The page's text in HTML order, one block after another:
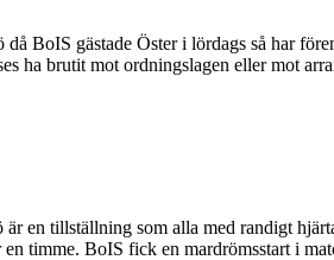
BoIS gästade Öster i lördags så har
ha brutit mot ordningslagen eller mot
en tillställning som alla med randigt
en timme. BoIS fick en mardrömsstart i